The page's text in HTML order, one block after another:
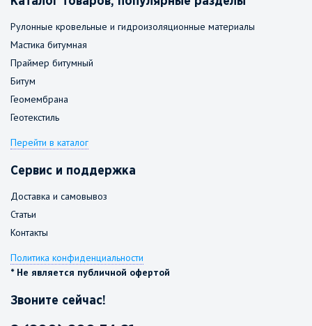
Рулонные кровельные и гидроизоляционные материалы
Мастика битумная
Праймер битумный
Битум
Геомембрана
Геотекстиль
Перейти в каталог
Сервис и поддержка
Доставка и самовывоз
Статьи
Контакты
Политика конфиденциальности
* Не является публичной офертой
Звоните сейчас!